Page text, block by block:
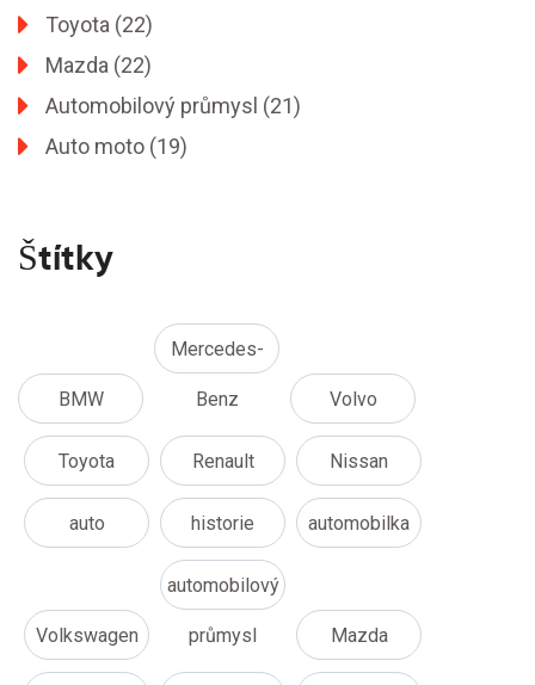
Toyota (22)
Mazda (22)
Automobilový průmysl (21)
Auto moto (19)
Štítky
BMW
Mercedes-
Benz Volvo
Toyota Renault Nissan
auto historie automobilka
Volkswagen
automobilový
průmysl Mazda